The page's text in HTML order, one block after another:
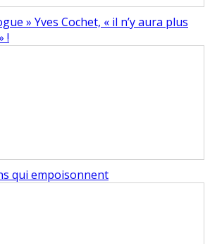
» Yves Cochet, « il n’y aura plus
!
qui empoisonnent